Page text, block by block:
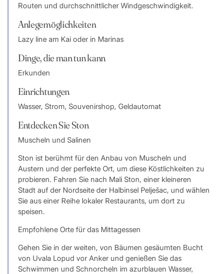
Routen und durchschnittlicher Windgeschwindigkeit.
Anlegemöglichkeiten
Lazy line am Kai oder in Marinas
Dinge, die man tun kann
Erkunden
Einrichtungen
Wasser, Strom, Souvenirshop, Geldautomat
Entdecken Sie Ston
Muscheln und Salinen
Ston ist berühmt für den Anbau von Muscheln und
Austern und der perfekte Ort, um diese Köstlichkeiten zu
probieren. Fahren Sie nach Mali Ston, einer kleineren
Stadt auf der Nordseite der Halbinsel Pelješac, und wählen
Sie aus einer Reihe lokaler Restaurants, um dort zu
speisen.
Empfohlene Orte für das Mittagessen
Gehen Sie in der weiten, von Bäumen gesäumten Bucht
von Uvala Lopud vor Anker und genießen Sie das
Schwimmen und Schnorcheln im azurblauen Wasser,